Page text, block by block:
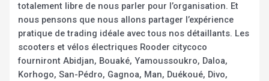
totalement libre de nous parler pour l’organisation. Et
nous pensons que nous allons partager l’expérience
pratique de trading idéale avec tous nos détaillants. Les
scooters et vélos électriques Rooder citycoco
fourniront Abidjan, Bouaké, Yamoussoukro, Daloa,
Korhogo, San-Pédro, Gagnoa, Man, Duékoué, Divo,